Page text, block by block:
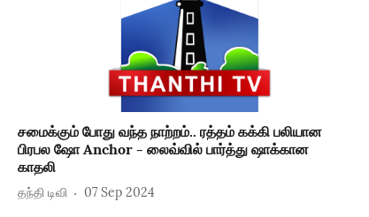
சமைக்கும் போது வந்த நாற்றம்.. ரத்தம் கக்கி பலியான
பிரபல ஷோ Anchor - லைவ்வில் பார்த்து ஷாக்கான
காதலி
தந்தி டிவி 07 Sep 2024